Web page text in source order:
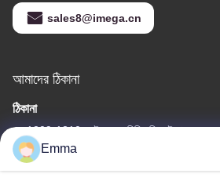
sales8@imega.cn
আমাদের ঠিকানা
ঠিকানা
রুম 1209-1210, হাই জুন দা বিল্ডিং বি, গুইঝো দা দাও
গুয়াংডং, চীনEmma